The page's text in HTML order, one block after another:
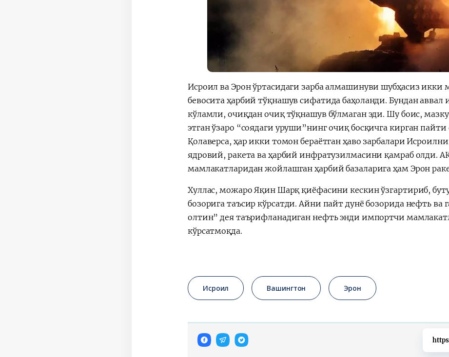
Исроил ва Эрон ўртасидаги зарба алмашинуви шубҳасиз икки
бевосита ҳарбий тўқнашув сифатида баҳоланди. Бундан аввал
кўламли, очиқдан очиқ тўқнашув бўлмаган эди. Шу боис,
этган ўзаро “соядаги уруши”нинг очиқ босқичга кирган
Қолаверса, ҳар икки томон бераётган ҳаво зарбалари
ядровий, ракета ва ҳарбий инфратузилмасини қамраб олди.
мамлакатларидан жойлашган ҳарбий базаларига ҳам Эрон
Хуллас, можаро Яқин Шарқ қиёфасини кескин ўзгартириб,
бозорига таъсир кўрсатди. Айни пайт дунё бозорида нефть ва
олтин” дея таърифланадиган нефть энди импортчи
кўрсатмоқда.
Исроил Вашингтон Эрон